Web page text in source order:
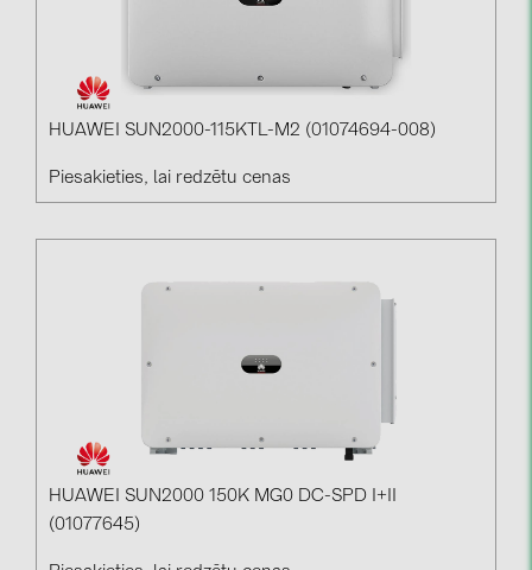
HUAWEI SUN2000-115KTL-M2 (01074694-008)
Piesakieties, lai redzētu cenas
HUAWEI SUN2000 150K MG0 DC-SPD I+II
(01077645)